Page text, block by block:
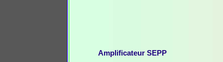
Amplificateur SEPP